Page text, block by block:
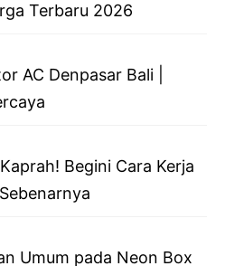
Terbaru 2026
AC Denpasar Bali |
Begini Cara Kerja
Umum pada Neon Box